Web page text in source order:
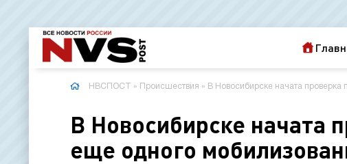
НВСПОСТ » Происшествия » В Новосибирске начата проверка
В Новосибирске начата
еще одного